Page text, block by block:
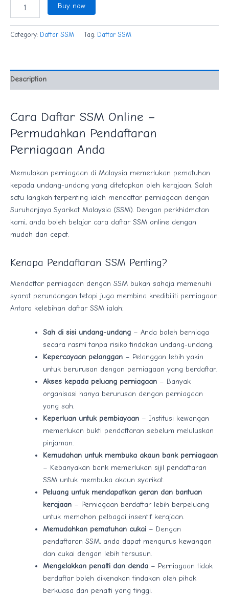
Buy now
Category: Daftar SSM Tag: Daftar SSM
Description
Cara Daftar SSM Online –
Permudahkan Pendaftaran
Perniagaan Anda
Memulakan perniagaan di Malaysia memerlukan pematuhan
kepada undang-undang yang ditetapkan oleh kerajaan. Salah
satu langkah terpenting ialah mendaftar perniagaan dengan
Suruhanjaya Syarikat Malaysia (SSM). Dengan perkhidmatan
kami, anda boleh belajar cara daftar SSM online dengan
mudah dan cepat.
Kenapa Pendaftaran SSM Penting?
Mendaftar perniagaan dengan SSM bukan sahaja memenuhi
syarat perundangan tetapi juga membina kredibiliti perniagaan.
Antara kelebihan daftar SSM ialah:
Sah di sisi undang-undang– Anda boleh berniaga
secara rasmi tanpa risiko tindakan undang-undang.
Kepercayaan pelanggan– Pelanggan lebih yakin
untuk berurusan dengan perniagaan yang berdaftar.
Akses kepada peluang perniagaan– Banyak
organisasi hanya berurusan dengan perniagaan
yang sah.
Keperluan untuk pembiayaan– Institusi kewangan
memerlukan bukti pendaftaran sebelum meluluskan
pinjaman.
Kemudahan untuk membuka akaun bank perniagaan
– Kebanyakan bank memerlukan sijil pendaftaran
SSM untuk membuka akaun syarikat.
Peluang untuk mendapatkan geran dan bantuan
kerajaan– Perniagaan berdaftar lebih berpeluang
untuk memohon pelbagai insentif kerajaan.
Memudahkan pematuhan cukai– Dengan
pendaftaran SSM, anda dapat mengurus kewangan
dan cukai dengan lebih tersusun.
Mengelakkan penalti dan denda– Perniagaan tidak
berdaftar boleh dikenakan tindakan oleh pihak
berkuasa dan penalti yang tinggi.